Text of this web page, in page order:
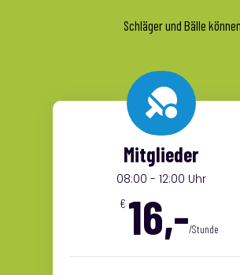
Schläger und Bälle

Mitglieder
08:00 - 12:00 Uhr
€ 16,-/Stunde